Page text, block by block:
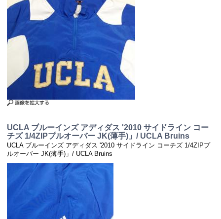
UCLA ブルーインズ アディダス '2010 サイドライン コー
チズ 1/4ZIPプルオーバー JK(薄手)」/ UCLA Bruins
UCLA ブルーインズ アディダス '2010 サイドライン コーチズ 1/4ZIPプ
ルオーバー JK(薄手)」/ UCLA Bruins